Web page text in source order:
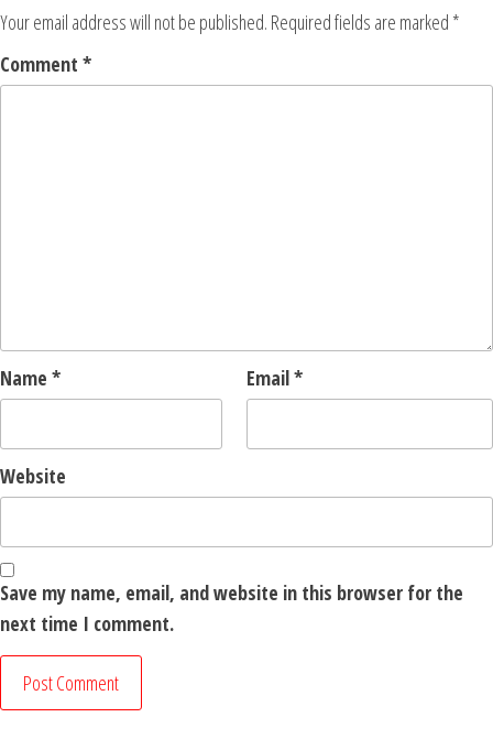
Your email address will not be published. Required fields are marked *
Comment *
Name * Email*
Website
Save my name, email, and website in this browser for the
next time I comment.